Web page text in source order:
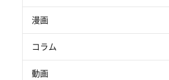
漫画
コラム
動画